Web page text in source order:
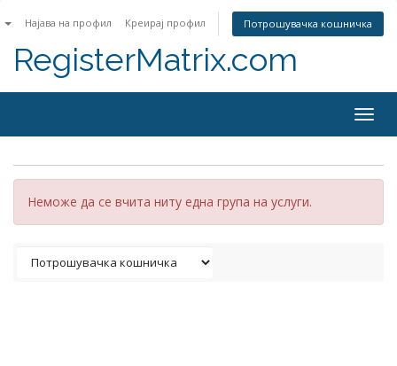
Најава на профил Креирај профил Потрошувачка кошничка
RegisterMatrix.com
Неможе да се вчита ниту една група на услуги.